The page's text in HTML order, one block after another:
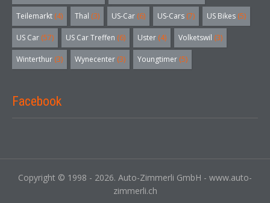
Teilemarkt (4) Thal (3) US-Car (6) US-Cars (7) US Bikes (5)
US Car (57) US Car Treffen (6) Uster (4) Volketswil (3)
Winterthur (3) Wynecenter (3) Youngtimer (5)
Facebook
Copyright © 1998 - 2026. Auto-Zimmerli GmbH - www.auto-
zimmerli.ch